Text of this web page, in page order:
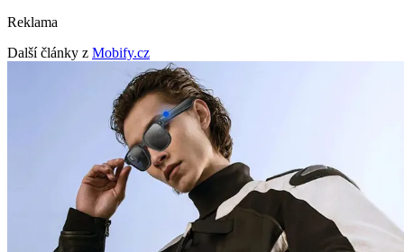
Reklama
Další články z Mobify.cz